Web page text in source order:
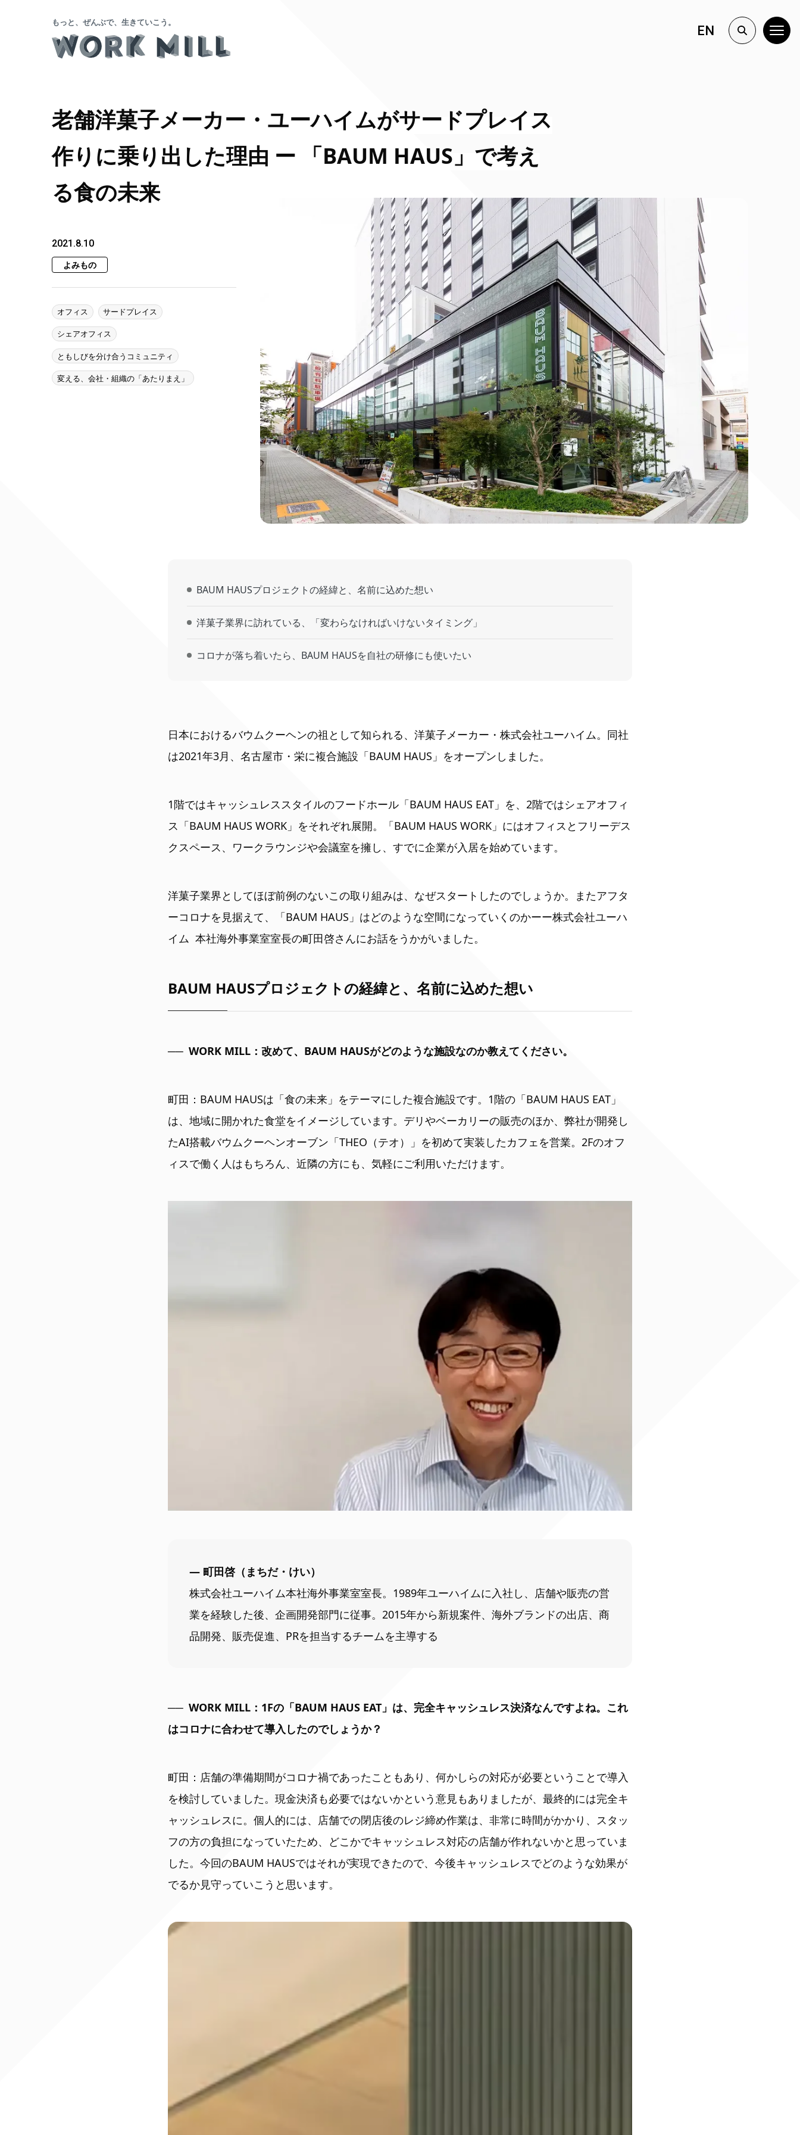
もっと、ぜんぶで、生きていこう。
EN
老舗洋菓子メーカー・ユーハイムがサードプレイス
作りに乗り出した理由 ー 「BAUM HAUS」で考え
る食の未来
2021.8.10
よみもの
オフィス サードプレイス
シェアオフィス
ともしびを分け合うコミュニティ
変える、会社・組織の「あたりまえ」
BAUM HAUSプロジェクトの経緯と、名前に込めた想い
洋菓子業界に訪れている、「変わらなければいけないタイミング」
コロナが落ち着いたら、BAUM HAUSを自社の研修にも使いたい
日本におけるバウムクーヘンの祖として知られる、洋菓子メーカー・株式会社ユーハイム。同社
は2021年3月、名古屋市・栄に複合施設「BAUM HAUS」をオープンしました。
1階ではキャッシュレススタイルのフードホール「BAUM HAUS EAT」を、2階ではシェアオフィ
ス「BAUM HAUS WORK」をそれぞれ展開。「BAUM HAUS WORK」にはオフィスとフリーデス
クスペース、ワークラウンジや会議室を擁し、すでに企業が入居を始めています。
洋菓子業界としてほぼ前例のないこの取り組みは、なぜスタートしたのでしょうか。またアフタ
ーコロナを見据えて、「BAUM HAUS」はどのような空間になっていくのかーー株式会社ユーハ
イム 本社海外事業室室長の町田啓さんにお話をうかがいました。
BAUM HAUSプロジェクトの経緯と、名前に込めた想い
WORK MILL：改めて、BAUM HAUSがどのような施設なのか教えてください。
町田：BAUM HAUSは「食の未来」をテーマにした複合施設です。1階の「BAUM HAUS EAT」
は、地域に開かれた食堂をイメージしています。デリやベーカリーの販売のほか、弊社が開発し
たAI搭載バウムクーヘンオーブン「THEO（テオ）」を初めて実装したカフェを営業。2Fのオフ
ィスで働く人はもちろん、近隣の方にも、気軽にご利用いただけます。
― 町田啓（まちだ・けい）
株式会社ユーハイム本社海外事業室室長。1989年ユーハイムに入社し、店舗や販売の営
業を経験した後、企画開発部門に従事。2015年から新規案件、海外ブランドの出店、商
品開発、販売促進、PRを担当するチームを主導する
WORK MILL：1Fの「BAUM HAUS EAT」は、完全キャッシュレス決済なんですよね。これ
はコロナに合わせて導入したのでしょうか？
町田：店舗の準備期間がコロナ禍であったこともあり、何かしらの対応が必要ということで導入
を検討していました。現金決済も必要ではないかという意見もありましたが、最終的には完全キ
ャッシュレスに。個人的には、店舗での閉店後のレジ締め作業は、非常に時間がかかり、スタッ
フの方の負担になっていたため、どこかでキャッシュレス対応の店舗が作れないかと思っていま
した。今回のBAUM HAUSではそれが実現できたので、今後キャッシュレスでどのような効果が
でるか見守っていこうと思います。